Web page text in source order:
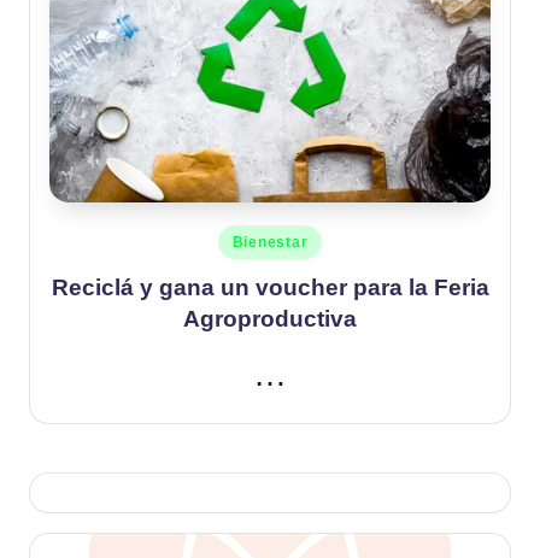
Publicado
en
Bienestar
Reciclá y gana un voucher para la Feria
Agroproductiva
…